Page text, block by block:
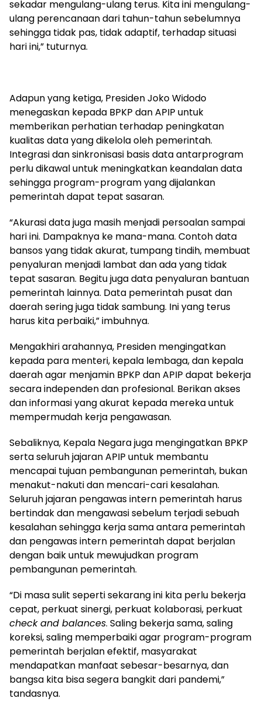
sekadar mengulang-ulang terus. Kita ini mengulang-
ulang perencanaan dari tahun-tahun sebelumnya
sehingga tidak pas, tidak adaptif, terhadap situasi
hari ini,” tuturnya.
Adapun yang ketiga, Presiden Joko Widodo
menegaskan kepada BPKP dan APIP untuk
memberikan perhatian terhadap peningkatan
kualitas data yang dikelola oleh pemerintah.
Integrasi dan sinkronisasi basis data antarprogram
perlu dikawal untuk meningkatkan keandalan data
sehingga program-program yang dijalankan
pemerintah dapat tepat sasaran.
“Akurasi data juga masih menjadi persoalan sampai
hari ini. Dampaknya ke mana-mana. Contoh data
bansos yang tidak akurat, tumpang tindih, membuat
penyaluran menjadi lambat dan ada yang tidak
tepat sasaran. Begitu juga data penyaluran bantuan
pemerintah lainnya. Data pemerintah pusat dan
daerah sering juga tidak sambung. Ini yang terus
harus kita perbaiki,” imbuhnya.
Mengakhiri arahannya, Presiden mengingatkan
kepada para menteri, kepala lembaga, dan kepala
daerah agar menjamin BPKP dan APIP dapat bekerja
secara independen dan profesional. Berikan akses
dan informasi yang akurat kepada mereka untuk
mempermudah kerja pengawasan.
Sebaliknya, Kepala Negara juga mengingatkan BPKP
serta seluruh jajaran APIP untuk membantu
mencapai tujuan pembangunan pemerintah, bukan
menakut-nakuti dan mencari-cari kesalahan.
Seluruh jajaran pengawas intern pemerintah harus
bertindak dan mengawasi sebelum terjadi sebuah
kesalahan sehingga kerja sama antara pemerintah
dan pengawas intern pemerintah dapat berjalan
dengan baik untuk mewujudkan program
pembangunan pemerintah.
“Di masa sulit seperti sekarang ini kita perlu bekerja
cepat, perkuat sinergi, perkuat kolaborasi, perkuat
check and balances. Saling bekerja sama, saling
koreksi, saling memperbaiki agar program-program
pemerintah berjalan efektif, masyarakat
mendapatkan manfaat sebesar-besarnya, dan
bangsa kita bisa segera bangkit dari pandemi,”
tandasnya.